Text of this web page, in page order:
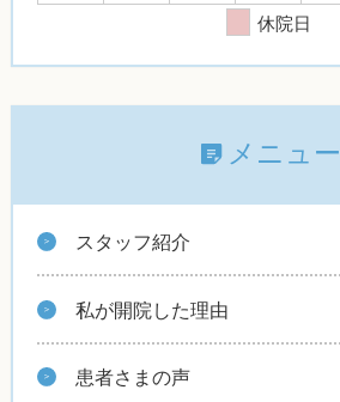
休院日
メニュー
スタッフ紹介
私が開院した理由
患者さまの声